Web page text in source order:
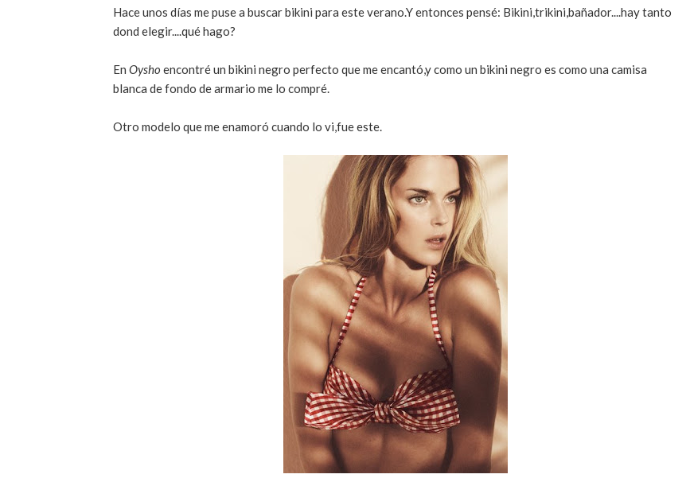
Hace unos días me puse a buscar bikini para este verano.Y entonces pensé: Bikini,trikini,bañador....hay tanto
dond elegir....qué hago?
En Oysho encontré un bikini negro perfecto que me encantó,y como un bikini negro es como una camisa
blanca de fondo de armario me lo compré.
Otro modelo que me enamoró cuando lo vi,fue este.